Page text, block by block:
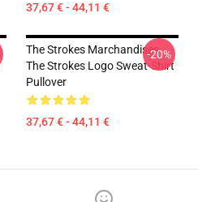
37,67 € - 44,11 €
The Strokes Marchandises
The Strokes Logo Sweat-Shirt
Pullover
37,67 € - 44,11 €
-20%